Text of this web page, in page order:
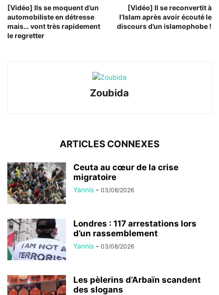
[Vidéo] Ils se moquent d’un
automobiliste en détresse
mais… vont très rapidement
le regretter
[Vidéo] Il se reconvertit à
l’Islam après avoir écouté le
discours d’un islamophobe !
Zoubida
ARTICLES CONNEXES
Ceuta au cœur de la crise
migratoire
Yannis - 03/08/2026
Londres : 117 arrestations lors
d’un rassemblement
Yannis - 03/08/2026
Les pèlerins d’Arbaïn scandent
des slogans